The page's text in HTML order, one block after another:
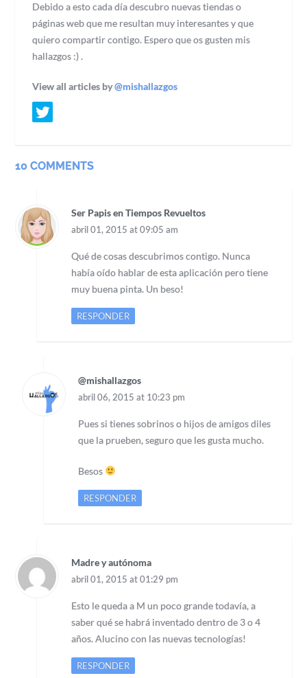
Debido a esto cada día descubro nuevas tiendas o
páginas web que me resultan muy interesantes y que
quiero compartir contigo. Espero que os gusten mis
hallazgos :) .
View all articles by@mishallazgos
10 COMMENTS
Ser Papis en Tiempos Revueltos
abril 01, 2015 at 09:05 am
Qué de cosas descubrimos contigo. Nunca
había oído hablar de esta aplicación pero tiene
muy buena pinta. Un beso!
RESPONDER
@mishallazgos
abril 06, 2015 at 10:23 pm
Pues si tienes sobrinos o hijos de amigos diles
que la prueben, seguro que les gusta mucho.
Besos
RESPONDER
Madre y autónoma
abril 01, 2015 at 01:29 pm
Esto le queda a M un poco grande todavía, a
saber qué se habrá inventado dentro de 3 o 4
años. Alucino con las nuevas tecnologías!
RESPONDER